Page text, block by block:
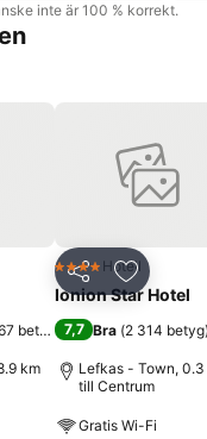
inte är 100 % korrekt.
i Mina Favoriter
betyg)
km
Dela Lägg till
4 StjärnorHotell
Ionion Star Hotel
7,7 Bra (2 314 betyg
Lefkas - Town,
till Centrum
Gratis Wi-Fi